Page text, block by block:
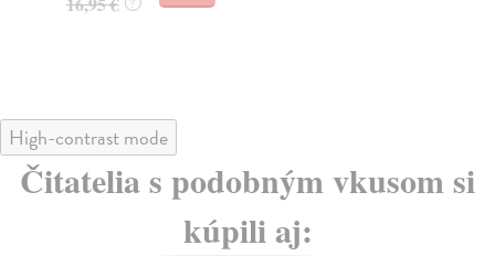
High-contrast mode
Čitatelia s podobným vkusom si
kúpili aj: